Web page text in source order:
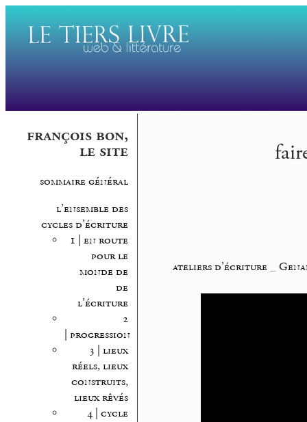
françois bon,
le site
sommaire général
l’ensemble des
cycles d’écriture
1 | en route
pour le
monde de
de
l’écriture
2
| progression
3 | lieux
réels, lieux
construits,
lieux rêvés
4 | cycle
ateliers d’écriture_